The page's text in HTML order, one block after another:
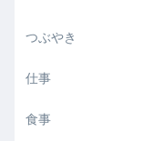
つぶやき
仕事
食事